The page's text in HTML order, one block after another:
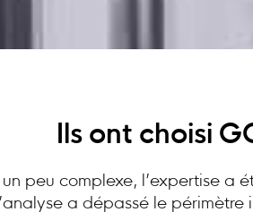
Ils ont choisi
peu complexe, l’expertise a
a dépassé le